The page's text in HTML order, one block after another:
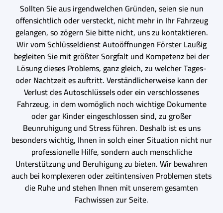
Sollten Sie aus irgendwelchen Gründen, seien sie nun
offensichtlich oder versteckt, nicht mehr in Ihr Fahrzeug
gelangen, so zögern Sie bitte nicht, uns zu kontaktieren.
Wir vom Schlüsseldienst Autoöffnungen Förster Laußig
begleiten Sie mit größter Sorgfalt und Kompetenz bei der
Lösung dieses Problems, ganz gleich, zu welcher Tages-
oder Nachtzeit es auftritt. Verständlicherweise kann der
Verlust des Autoschlüssels oder ein verschlossenes
Fahrzeug, in dem womöglich noch wichtige Dokumente
oder gar Kinder eingeschlossen sind, zu großer
Beunruhigung und Stress führen. Deshalb ist es uns
besonders wichtig, Ihnen in solch einer Situation nicht nur
professionelle Hilfe, sondern auch menschliche
Unterstützung und Beruhigung zu bieten. Wir bewahren
auch bei komplexeren oder zeitintensiven Problemen stets
die Ruhe und stehen Ihnen mit unserem gesamten
Fachwissen zur Seite.